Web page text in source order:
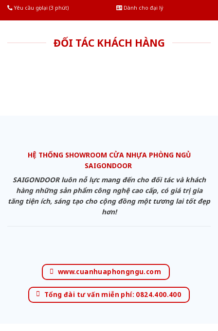
Yêu cầu gọi lại (3 phút)
Dành cho đại lý
ĐỐI TÁC KHÁCH HÀNG
HỆ THỐNG SHOWROOM CỬA NHỰA PHÒNG NGỦ
SAIGONDOOR
SAIGONDOOR luôn nỗ lực mang đến cho đối tác và khách
hàng những sản phẩm công nghệ cao cấp, có giá trị gia
tăng tiện ích, sáng tạo cho cộng đồng một tương lai tốt đẹp
hơn!
www.cuanhuaphongngu.com
Tổng đài tư vấn miễn phí: 0824.400.400